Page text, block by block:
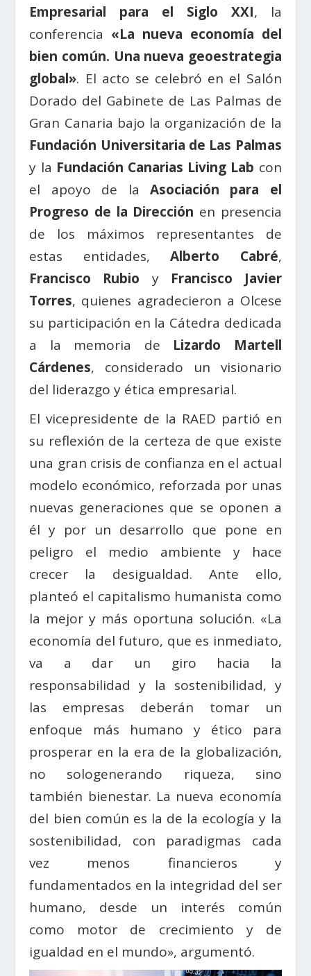
Empresarial para el Siglo XXI, la
conferencia «La nueva economía del
bien común. Una nueva geoestrategia
global». El acto se celebró en el Salón
Dorado del Gabinete de Las Palmas de
Gran Canaria bajo la organización de la
Fundación Universitaria de Las Palmas
y la Fundación Canarias Living Lab con
el apoyo de la Asociación para el
Progreso de la Dirección en presencia
de los máximos representantes de
estas entidades,Alberto Cabré,
Francisco Rubio y Francisco Javier
Torres, quienes agradecieron a Olcese
su participación en la Cátedra dedicada
a la memoria de Lizardo Martell
Cárdenes, considerado un visionario
del liderazgo y ética empresarial.
El vicepresidente de la RAED partió en
su reflexión de la certeza de que existe
una gran crisis de confianza en el actual
modelo económico, reforzada por unas
nuevas generaciones que se oponen a
él y por un desarrollo que pone en
peligro el medio ambiente y hace
crecer la desigualdad. Ante ello,
planteó el capitalismo humanista como
la mejor y más oportuna solución. «La
economía del futuro, que es inmediato,
va a dar un giro hacia la
responsabilidad y la sostenibilidad, y
las empresas deberán tomar un
enfoque más humano y ético para
prosperar en la era de la globalización,
no sologenerando riqueza, sino
también bienestar. La nueva economía
del bien común es la de la ecología y la
sostenibilidad, con paradigmas cada
vez menos financieros y
fundamentados en la integridad del ser
humano, desde un interés común
como motor de crecimiento y de
igualdad en el mundo», argumentó.